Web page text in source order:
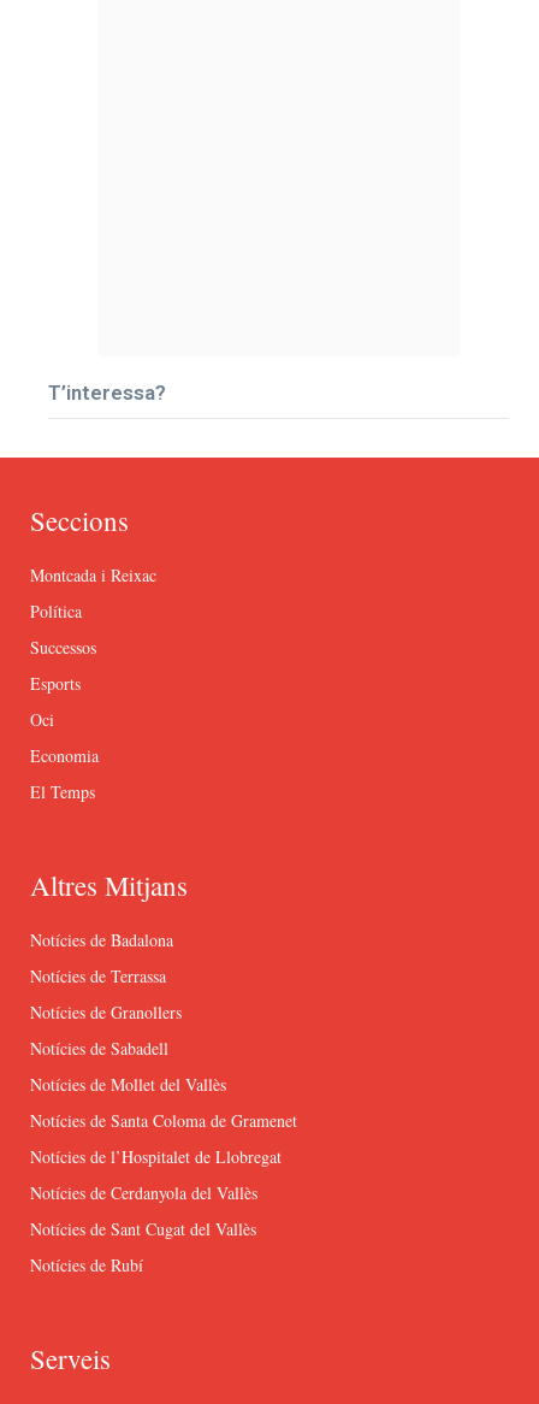
T’interessa?
Seccions
Montcada i Reixac
Política
Successos
Esports
Oci
Economia
El Temps
Altres Mitjans
Notícies de Badalona
Notícies de Terrassa
Notícies de Granollers
Notícies de Sabadell
Notícies de Mollet del Vallès
Notícies de Santa Coloma de Gramenet
Notícies de l’Hospitalet de Llobregat
Notícies de Cerdanyola del Vallès
Notícies de Sant Cugat del Vallès
Notícies de Rubí
Serveis